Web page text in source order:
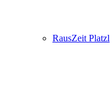
RausZeit Platzl